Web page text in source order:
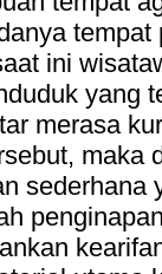
ini
yang
merasa
maka
sederhana